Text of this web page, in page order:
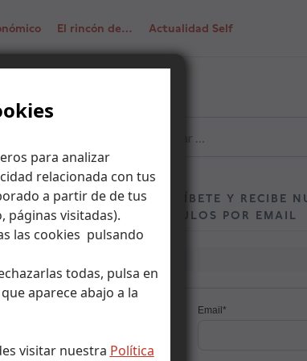
para analizar
relacionada con tus
a partir de de tus
páginas visitadas).
las cookies pulsando
todas, pulsa en
aparece abajo a la
visitar nuestra Política
El rincón de… Actualidad Self
SUSCRÍBETE Y RECIBE
ARTÍCULOS POR EMAIL